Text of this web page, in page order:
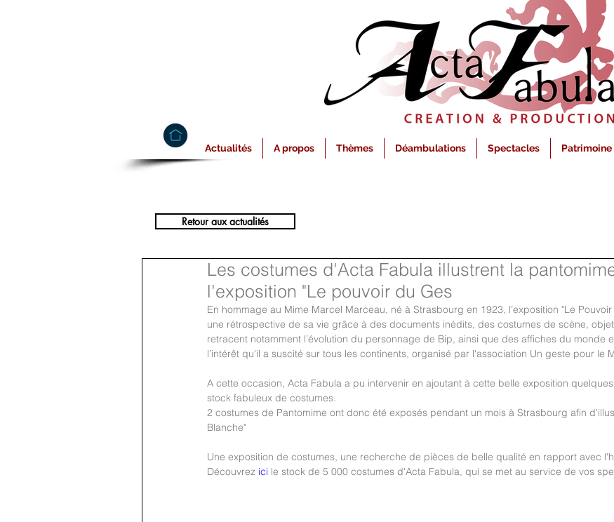
Actualités A propos Thèmes Déambulations Spectacles Patrimoine
Retour aux actualités
Les costumes d'Acta Fabula illustrent la
l'exposition "Le pouvoir du Ges
En hommage au Mime Marcel Marceau, né à Strasbourg en 1923, l’exposition "Le
une rétrospective de sa vie grâce à des documents inédits, des costumes de scène,
retracent notamment l’évolution du personnage de Bip, ainsi que des affiches du monde
l’intérêt qu'il a suscité sur tous les continents, organisé par l'association Un geste pour le
A cette occasion, Acta Fabula a pu intervenir en ajoutant à cette belle exposition
stock fabuleux de costumes.
2 costumes de Pantomime ont donc été exposés pendant un mois à Strasbourg afin
Blanche"
Une exposition de costumes, une recherche de pièces de belle qualité en rapport avec
Découvrez ici le stock de 5 000 costumes d'Acta Fabula, qui se met au service de vos